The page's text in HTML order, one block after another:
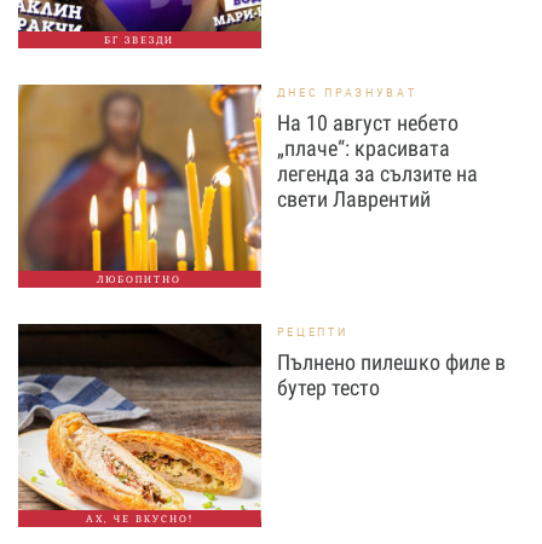
БГ ЗВЕЗДИ
ЛЮБОПИТНО
ДНЕС ПРАЗНУВАТ
На 10 август небето
„плаче“: красивата
легенда за сълзите на
свети Лаврентий
АХ, ЧЕ ВКУСНО!
РЕЦЕПТИ
Пълнено пилешко филе в
бутер тесто